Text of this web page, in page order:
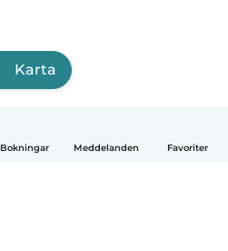
Bokningar Meddelanden Favoriter
Karta